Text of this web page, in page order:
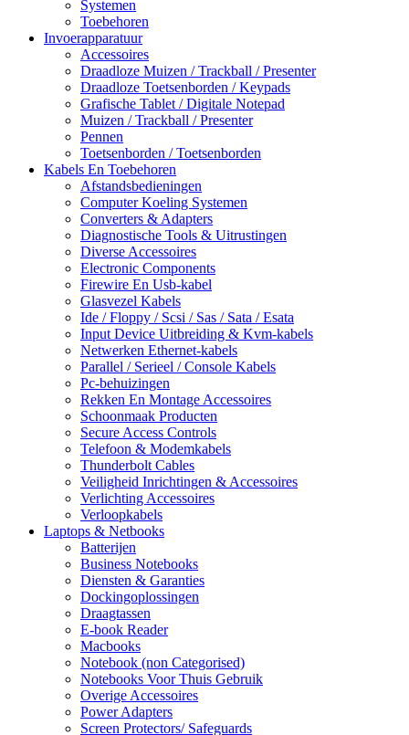
Systemen
Toebehoren
Invoerapparatuur
Accessoires
Draadloze Muizen / Trackball / Presenter
Draadloze Toetsenborden / Keypads
Grafische Tablet / Digitale Notepad
Muizen / Trackball / Presenter
Pennen
Toetsenborden / Toetsenborden
Kabels En Toebehoren
Afstandsbedieningen
Computer Koeling Systemen
Converters & Adapters
Diagnostische Tools & Uitrustingen
Diverse Accessoires
Electronic Components
Firewire En Usb-kabel
Glasvezel Kabels
Ide / Floppy / Scsi / Sas / Sata / Esata
Input Device Uitbreiding & Kvm-kabels
Netwerken Ethernet-kabels
Parallel / Serieel / Console Kabels
Pc-behuizingen
Rekken En Montage Accessoires
Schoonmaak Producten
Secure Access Controls
Telefoon & Modemkabels
Thunderbolt Cables
Veiligheid Inrichtingen & Accessoires
Verlichting Accessoires
Verloopkabels
Laptops & Netbooks
Batterijen
Business Notebooks
Diensten & Garanties
Dockingoplossingen
Draagtassen
E-book Reader
Macbooks
Notebook (non Categorised)
Notebooks Voor Thuis Gebruik
Overige Accessoires
Power Adapters
Screen Protectors/ Safeguards